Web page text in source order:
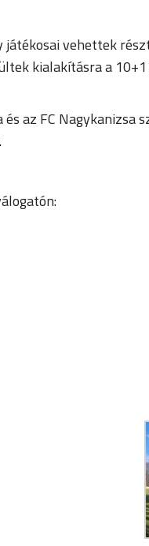
vehettek
kialakításra a
az FC Nagykanizsa